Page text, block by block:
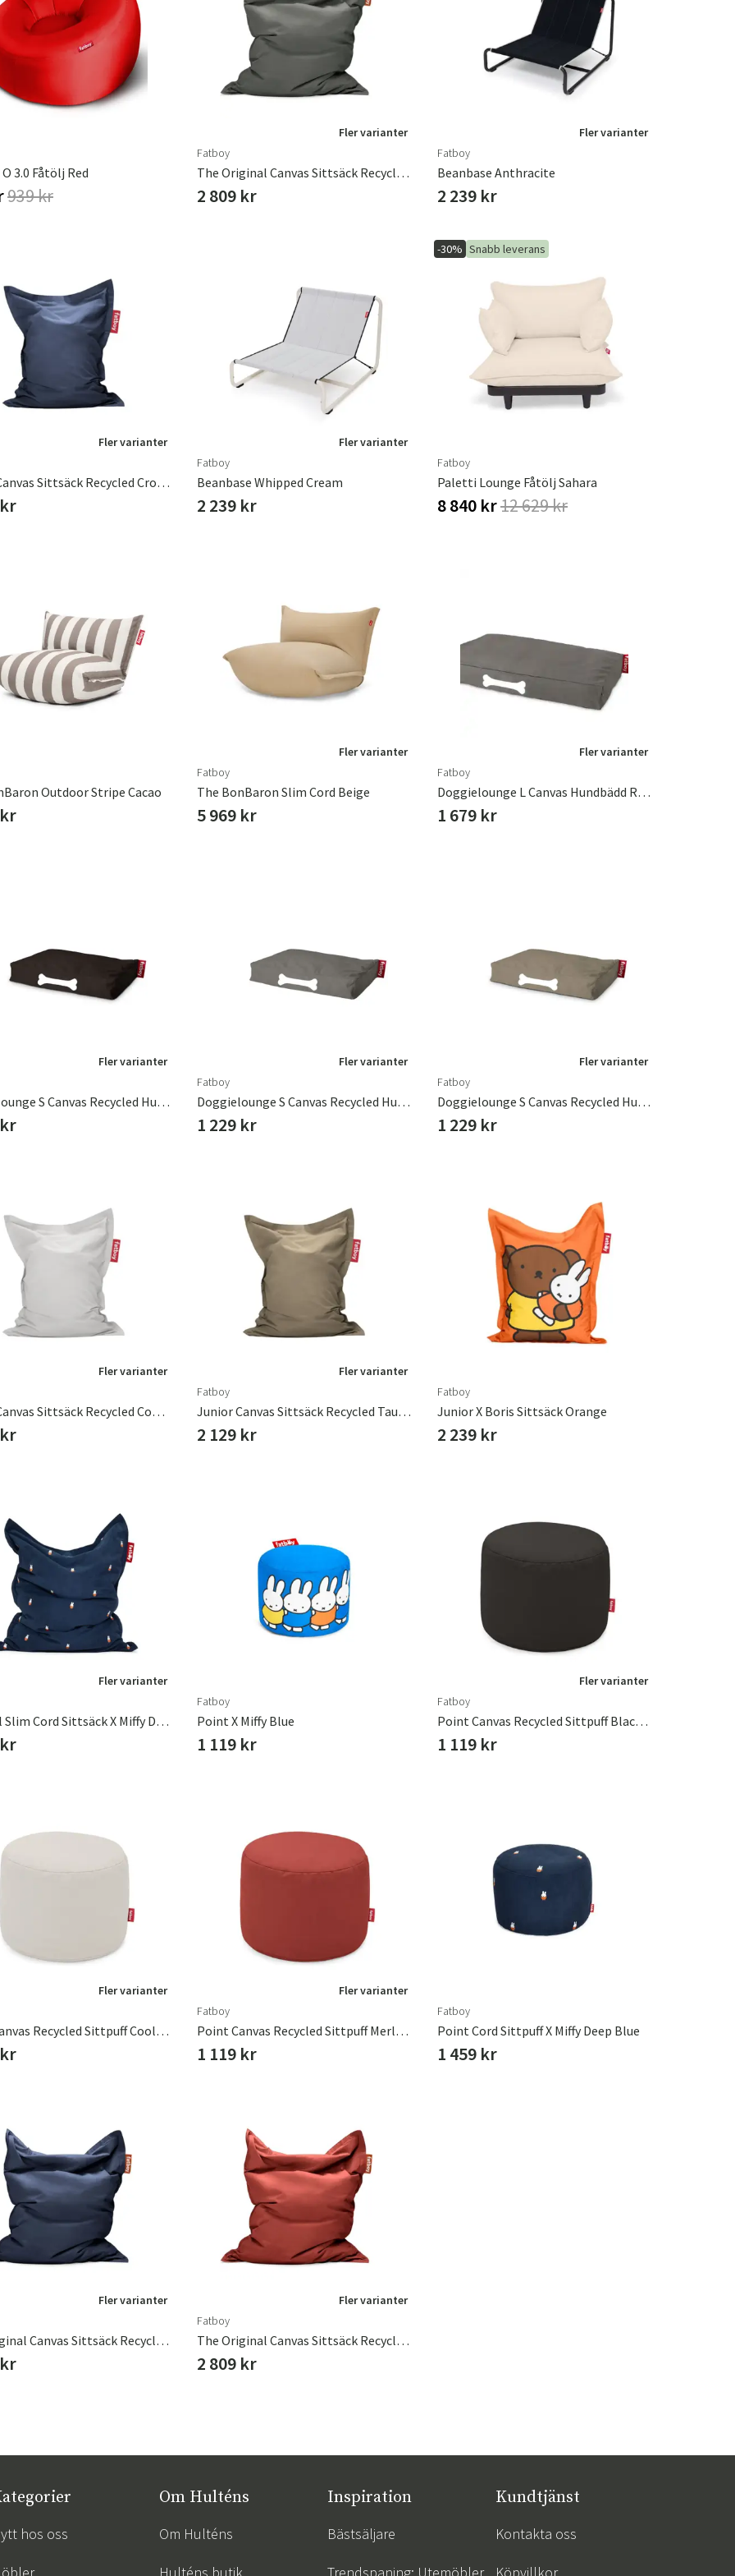
Suomi
Hängstolar
Trädgårdsredskap
Underhållsprodukter
Badrumsmattor
Småförvaring Badrumsinredning
3.0 Fåtölj Red
939 kr
Fler varianter
Fatboy
The Original Canvas Sittsäck Recycled Charcoal Grey
2 809 kr
Fler varianter
Fatboy
Beanbase Anthracite
2 239 kr
Fler varianter
Junior Canvas Sittsäck Recycled Crown Blue
Fler varianter
Fatboy
Beanbase Whipped Cream
2 239 kr
-30% Snabb leverans
Fatboy
Paletti Lounge Fåtölj Sahara
8 840 kr12 629 kr
Outdoor Stripe Cacao
Fler varianter
Fatboy
The BonBaron Slim Cord Beige
5 969 kr
Fler varianter
Fatboy
Doggielounge L Canvas Hundbädd Recycled Charcoal Grey
1 679 kr
Fler varianter
Doggielounge S Canvas Recycled Hundbädd Black Licorice
Fler varianter
Fatboy
Doggielounge S Canvas Recycled Hundbädd Charcoal Grey
1 229 kr
Fler varianter
Fatboy
Doggielounge S Canvas Recycled Hundbädd Taupe Grey
1 229 kr
Fler varianter
Junior Canvas Sittsäck Recycled Cool Grey
Fler varianter
Fatboy
Junior Canvas Sittsäck Recycled Taupe Grey
2 129 kr
Fatboy
Junior X Boris Sittsäck Orange
2 239 kr
Fler varianter
Original Slim Cord Sittsäck X Miffy Deep Blue
Fatboy
Point X Miffy Blue
1 119 kr
Fler varianter
Fatboy
Point Canvas Recycled Sittpuff Black Licorice
1 119 kr
Fler varianter
Point Canvas Recycled Sittpuff Cool Grey
Fler varianter
Fatboy
Point Canvas Recycled Sittpuff Merlot Red
1 119 kr
Fatboy
Point Cord Sittpuff X Miffy Deep Blue
1 459 kr
Fler varianter
The Original Canvas Sittsäck Recycled Crown Blue
Fler varianter
Fatboy
The Original Canvas Sittsäck Recycled Merlot Red
2 809 kr
hos oss
Om Hulténs
Om Hulténs
Inspiration
Bästsäljare
Kundtjänst
Kontakta oss